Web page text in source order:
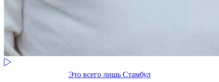
Это всего лишь Стамбул